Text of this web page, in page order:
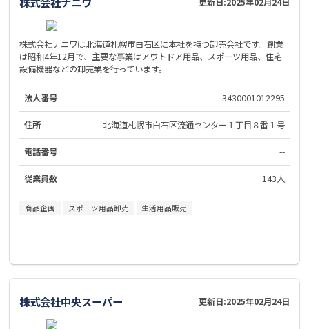
株式会社ナニワは北海道札幌市白石区に本社を持つ卸売会社です。創業
は昭和4年12月で、主要な事業はアウトドア用品、スポーツ用品、住宅
設備機器などの卸売業を行っています。
法人番号 3430001012295
住所 北海道札幌市白石区流通センター１丁目８番１号
電話番号 --
従業員数 143人
商品企画 スポーツ用品卸売 生活用品販売
株式会社中央スーパー 更新日:2025年02月24日